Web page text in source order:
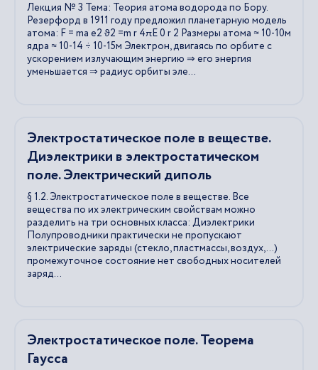
Лекция № 3 Тема: Теория атома водорода по Бору.
Резерфорд в 1911 году предложил планетарную модель
атома: F = ma e2 ϑ2 =m r 4πE 0 r 2 Размеры атома ≈ 10-10м
ядра ≈ 10-14 ÷ 10-15м Электрон, двигаясь по орбите с
ускорением излучающим энергию ⇒ его энергия
уменьшается ⇒ радиус орбиты эле...
Электростатическое поле в веществе.
Диэлектрики в электростатическом
поле. Электрический диполь
§ 1.2. Электростатическое поле в веществе. Все
вещества по их электрическим свойствам можно
разделить на три основных класса: Диэлектрики
Полупроводники практически не пропускают
электрические заряды (стекло, пластмассы, воздух, …)
промежуточное состояние нет свободных носителей
заряд...
Электростатическое поле. Теорема
Гаусса